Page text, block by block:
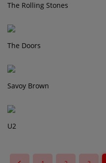
The Rolling Stones
The Doors
Savoy Brown
U2